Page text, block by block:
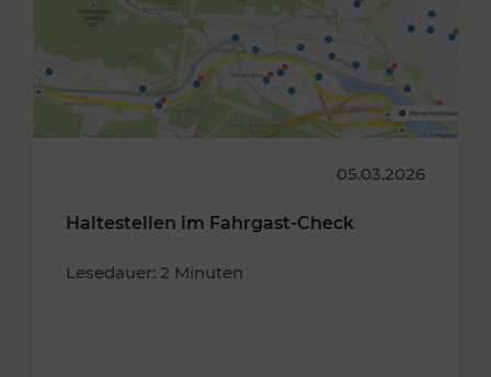
05.03.2026
Haltestellen im Fahrgast-Check
Lesedauer: 2 Minuten